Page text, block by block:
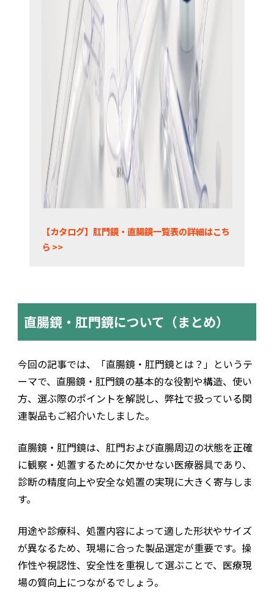
【カタログ】肛門鏡・直腸鏡一覧表の詳細はこち
ら >>
直腸鏡・肛門鏡について（まとめ）
今回の記事では、「直腸鏡・肛門鏡とは？」というテ
ーマで、直腸鏡・肛門鏡の基本的な役割や構造、使い
方、選ぶ際のポイントを解説し、弊社で扱っている関
連製品もご紹介いたしました。
直腸鏡・肛門鏡は、肛門および直腸周辺の状態を正確
に観察・処置するために欠かせない医療器具であり、
診断の精度向上や安全な処置の実現に大きく寄与しま
す。
用途や診療科、処置内容によって適した形状やサイズ
が異なるため、現場に合った製品選定が重要です。操
作性や視認性、安全性を重視して選ぶことで、医療現
場の質向上につながるでしょう。